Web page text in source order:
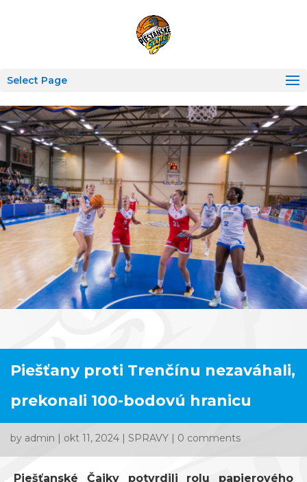
Select Page
Piešťany proti Trenčínu nezaváhali,
prekonali 100-bodovú hranicu
by admin | okt 11, 2024 | SPRAVY | 0 comments
Piešťanské Čajky potvrdili rolu papierového